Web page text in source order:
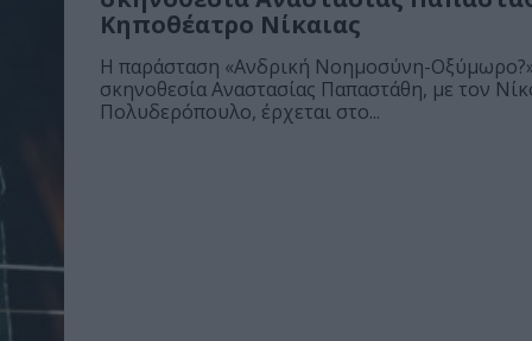
Κηποθέατρο Νίκαιας
Η παράσταση «Ανδρική Νοημοσύνη-
σκηνοθεσία Αναστασίας Παπαστάθη, με τον
Πολυδερόπουλο, έρχεται στο...